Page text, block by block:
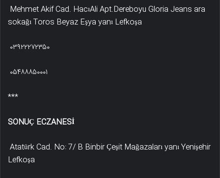
Mehmet Akif Cad. HacıAli Apt.Dereboyu Gloria Jeans ara
sokağı Toros Beyaz Eşya yanı Lefkoşa
۰۳۹۲۲۲۷۲۳۵۰
۰۵۴۸۸۸۵۰۰۰۱
***
SONUÇ ECZANESİ
Atatürk Cad. No: 7/ B Binbir Çeşit Mağazaları yanı Yenişehir
Lefkoşa